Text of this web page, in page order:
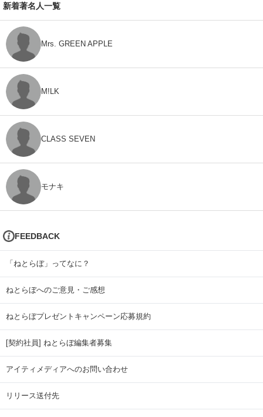
新着著名人一覧
Mrs. GREEN APPLE
M!LK
CLASS SEVEN
モナキ
FEEDBACK
「ねとらぼ」ってなに？
ねとらぼへのご意見・ご感想
ねとらぼプレゼントキャンペーン応募規約
[契約社員] ねとらぼ編集者募集
アイティメディアへのお問い合わせ
リリース送付先